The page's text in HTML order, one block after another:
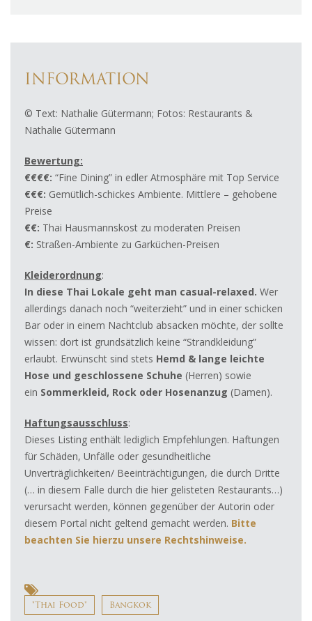
INFORMATION
© Text: Nathalie Gütermann; Fotos: Restaurants &
Nathalie Gütermann
Bewertung:
€€€€: “Fine Dining” in edler Atmosphäre mit Top Service
€€€: Gemütlich-schickes Ambiente. Mittlere – gehobene
Preise
€€: Thai Hausmannskost zu moderaten Preisen
€: Straßen-Ambiente zu Garküchen-Preisen
Kleiderordnung:
In diese Thai Lokale geht man casual-relaxed. Wer
allerdings danach noch “weiterzieht” und in einer schicken
Bar oder in einem Nachtclub absacken möchte, der sollte
wissen: dort ist grundsätzlich keine “Strandkleidung”
erlaubt. Erwünscht sind stets Hemd & lange leichte
Hose und geschlossene Schuhe (Herren) sowie
ein Sommerkleid, Rock oder Hosenanzug (Damen).
Haftungsausschluss:
Dieses Listing enthält lediglich Empfehlungen. Haftungen
für Schäden, Unfälle oder gesundheitliche
Unverträglichkeiten/ Beeinträchtigungen, die durch Dritte
(… in diesem Falle durch die hier gelisteten Restaurants…)
verursacht werden, können gegenüber der Autorin oder
diesem Portal nicht geltend gemacht werden. Bitte
beachten Sie hierzu unsere Rechtshinweise.
"Thai Food" Bangkok